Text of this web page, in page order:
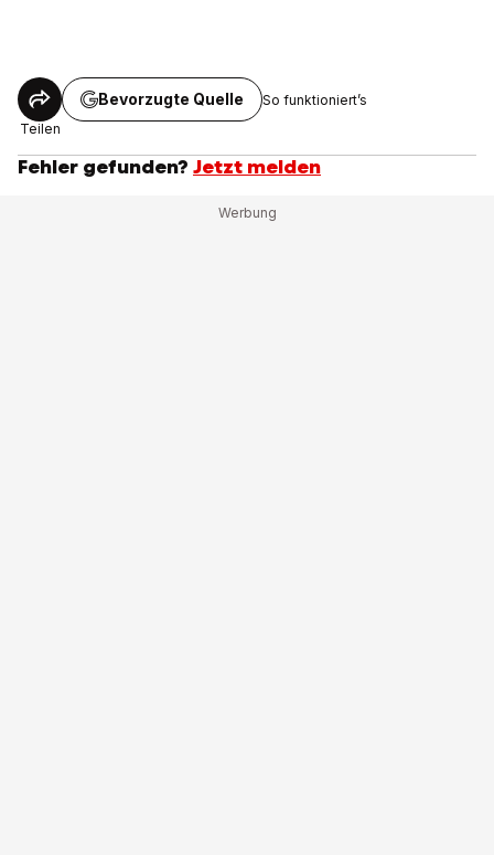
Teilen
Bevorzugte Quelle So funktioniert’s
Fehler gefunden? Jetzt melden